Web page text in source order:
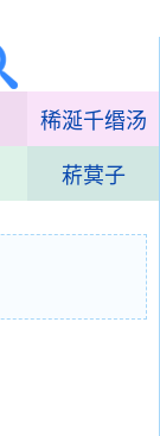
稀涎千缗汤
菥蓂子